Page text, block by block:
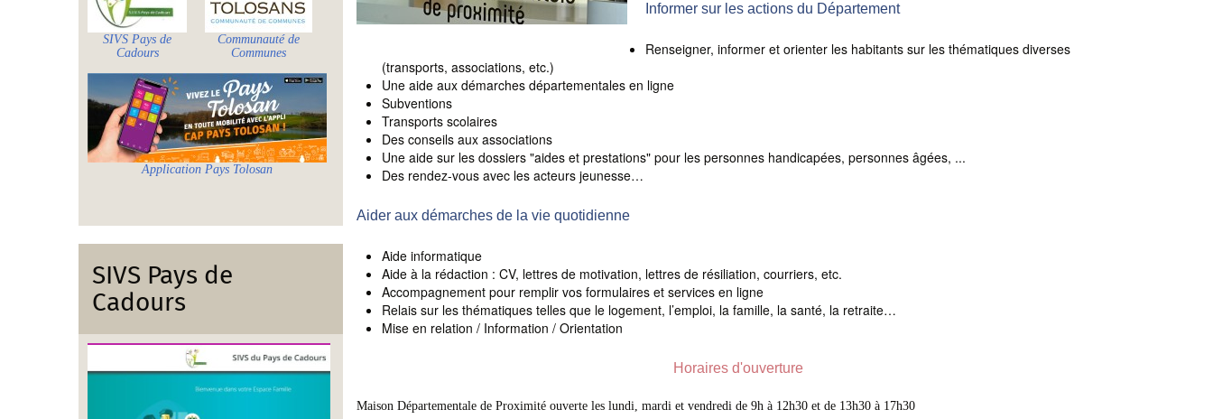
Informer sur les actions du Département
Renseigner, informer et orienter les habitants sur les thématiques diverses
(transports, associations, etc.)
Une aide aux démarches départementales en ligne
​​​​​​Subventions
Transports scolaires
Des conseils aux associations
Une aide sur les dossiers "aides et prestations" pour les personnes handicapées, personnes âgées, ...
Des rendez-vous avec les acteurs jeunesse…
Aider aux démarches de la vie quotidienne
Aide informatique
Aide à la rédaction : CV, lettres de motivation, lettres de résiliation, courriers, etc.
Accompagnement pour remplir vos formulaires et services en ligne
Relais sur les thématiques telles que le logement, l’emploi, la famille, la santé, la retraite…
Mise en relation / Information / Orientation
Horaires d'ouverture
Maison Départementale de Proximité ouverte les lundi, mardi et vendredi de 9h à 12h30 et de 13h30 à 17h30
SIVS Pays de
Cadours
Communauté de
Communes
Application Pays Tolosan
SIVS Pays de
Cadours